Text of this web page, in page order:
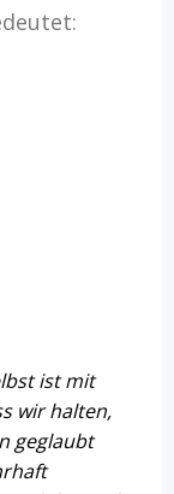
ist mit
wir halten,
geglaubt